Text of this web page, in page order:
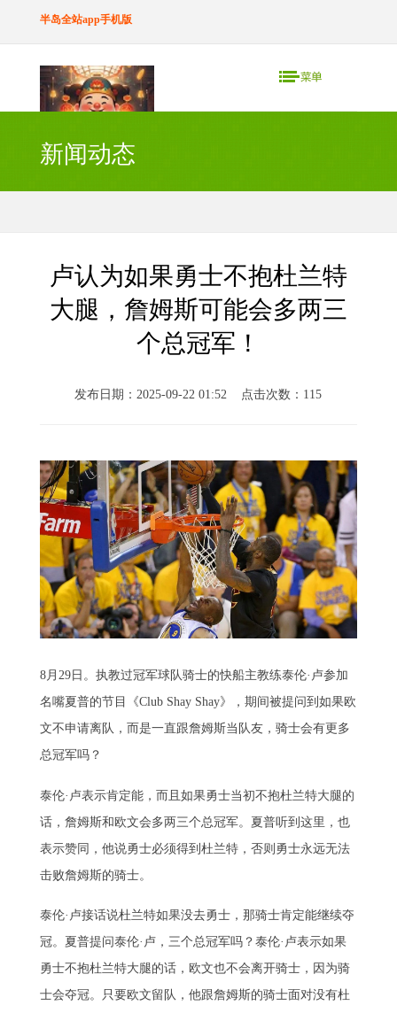
半岛全站app手机版
新闻动态
卢认为如果勇士不抱杜兰特
大腿，詹姆斯可能会多两三
个总冠军！
发布日期：2025-09-22 01:52 点击次数：115
8月29日。执教过冠军球队骑士的快船主教练泰伦·卢参加
名嘴夏普的节目《Club Shay Shay》，期间被提问到如果欧
文不申请离队，而是一直跟詹姆斯当队友，骑士会有更多
总冠军吗？
泰伦·卢表示肯定能，而且如果勇士当初不抱杜兰特大腿的
话，詹姆斯和欧文会多两三个总冠军。夏普听到这里，也
表示赞同，他说勇士必须得到杜兰特，否则勇士永远无法
击败詹姆斯的骑士。
泰伦·卢接话说杜兰特如果没去勇士，那骑士肯定能继续夺
冠。夏普提问泰伦·卢，三个总冠军吗？泰伦·卢表示如果
勇士不抱杜兰特大腿的话，欧文也不会离开骑士，因为骑
士会夺冠。只要欧文留队，他跟詹姆斯的骑士面对没有杜